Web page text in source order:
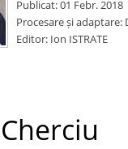
Publicat: 01 Febr. 2018
Procesare și adaptare:
Editor: Ion ISTRATE